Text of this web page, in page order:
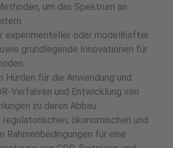
um das Spektrum an
experimenteller oder modellhafter
grundlegende Innovationen für
Hürden für die Anwendung und
Verfahren und Entwicklung von
zu deren Abbau.
ökonomischen und
Rahmenbedingungen für eine